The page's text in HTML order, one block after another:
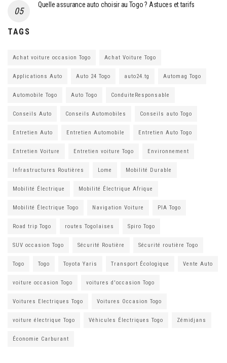
Quelle assurance auto choisir au Togo ? Astuces et tarifs
TAGS
Achat voiture occasion Togo Achat Voiture Togo
Applications Auto Auto 24 Togo auto24.tg Automag Togo
Automobile Togo Auto Togo ConduiteResponsable
Conseils Auto Conseils Automobiles Conseils auto Togo
Entretien Auto Entretien Automobile Entretien Auto Togo
Entretien Voiture Entretien voiture Togo Environnement
Infrastructures Routières Lome Mobilité Durable
Mobilité Électrique Mobilité Électrique Afrique
Mobilité Électrique Togo Navigation Voiture PIA Togo
Road trip Togo routes Togolaises Spiro Togo
SUV occasion Togo Sécurité Routière Sécurité routière Togo
Togo Togo Toyota Yaris Transport Écologique Vente Auto
voiture occasion Togo voitures d'occasion Togo
Voitures Electriques Togo Voitures Occasion Togo
voiture électrique Togo Véhicules Électriques Togo Zémidjans
Économie Carburant